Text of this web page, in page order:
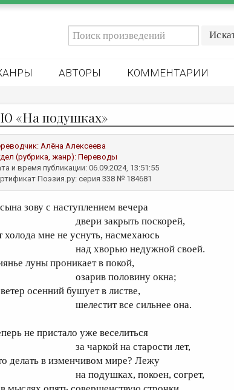
АВТОРЫ КОММЕНТАРИИ
«На подушках»
Алёна Алексеева
(рубрика, жанр):Переводы
и время публикации: 06.09.2024, 13:51:55
Поэзия.ру: серия 338 № 184681
зову с наступлением вечера
закрыть поскорей,
холода мне не уснуть, насмехаюсь
хворью недужной своей.
луны проникает в покой,
половину окна;
осенний бушует в листве,
все сильнее она.
не пристало уже веселиться
чаркой на старости лет,
делать в изменчивом мире? Лежу
подушках, покоен, согрет,